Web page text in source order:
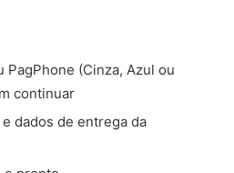
PagPhone (Cinza, Azul ou
continuar
dados de entrega da